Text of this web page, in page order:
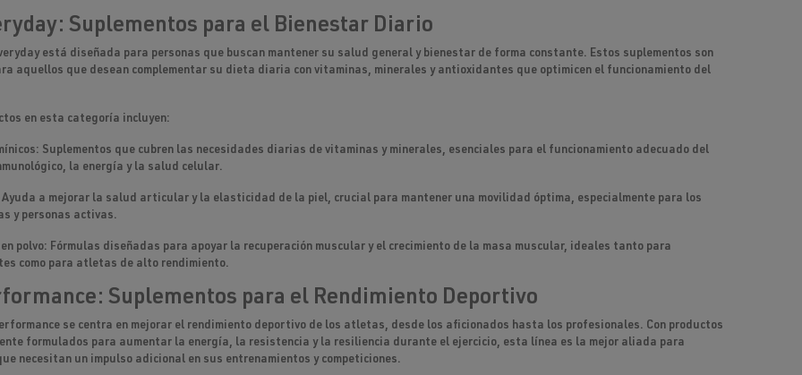
Suplementos para el Bienestar Diario
está diseñada para personas que buscan mantener su salud general y bienestar de forma constante. Estos suplementos son
aquellos que desean complementar su dieta diaria con vitaminas, minerales y antioxidantes que optimicen el funcionamiento del
en esta categoría incluyen:
: Suplementos que cubren las necesidades diarias de vitaminas y minerales, esenciales para el funcionamiento adecuado del
, la energía y la salud celular.
Ayuda a mejorar la salud articular y la elasticidad de la piel, crucial para mantener una movilidad óptima, especialmente para los
y personas activas.
polvo: Fórmulas diseñadas para apoyar la recuperación muscular y el crecimiento de la masa muscular, ideales tanto para
como para atletas de alto rendimiento.
Suplementos para el Rendimiento Deportivo
se centra en mejorar el rendimiento deportivo de los atletas, desde los aficionados hasta los profesionales. Con productos
formulados para aumentar la energía, la resistencia y la resiliencia durante el ejercicio, esta línea es la mejor aliada para
necesitan un impulso adicional en sus entrenamientos y competiciones.